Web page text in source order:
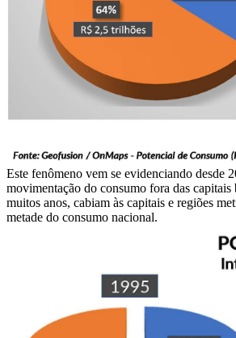
Este fenômeno vem se evidenciando desde
movimentação do consumo fora das capitais
muitos anos, cabiam às capitais e regiões
metade do consumo nacional.